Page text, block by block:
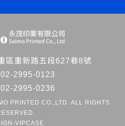
區重新路五段627巷8號
02-2995-0123
2995-0236
PRINTED CO.,LTD. ALL RIGHTS
VIPCASE